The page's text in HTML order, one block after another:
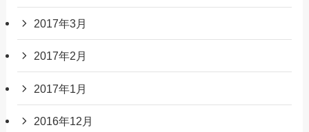
2017年3月
2017年2月
2017年1月
2016年12月